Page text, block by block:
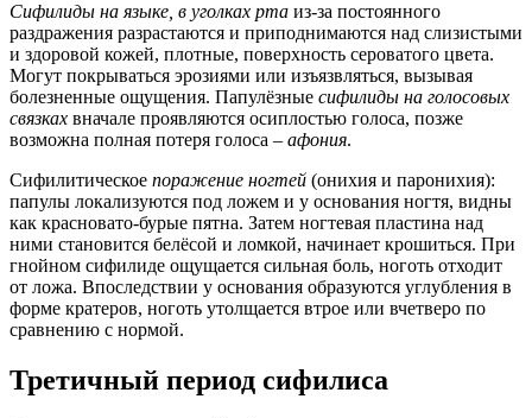
Сифилиды на языке, в уголках рта из-за постоянного
раздражения разрастаются и приподнимаются над слизистыми
и здоровой кожей, плотные, поверхность сероватого цвета.
Могут покрываться эрозиями или изъязвляться, вызывая
болезненные ощущения. Папулёзные сифилиды на голосовых
связках вначале проявляются осиплостью голоса, позже
возможна полная потеря голоса – афония.
Сифилитическое поражение ногтей (онихия и паронихия):
папулы локализуются под ложем и у основания ногтя, видны
как красновато-бурые пятна. Затем ногтевая пластина над
ними становится белёсой и ломкой, начинает крошиться. При
гнойном сифилиде ощущается сильная боль, ноготь отходит
от ложа. Впоследствии у основания образуются углубления в
форме кратеров, ноготь утолщается втрое или вчетверо по
сравнению с нормой.
Третичный период сифилиса